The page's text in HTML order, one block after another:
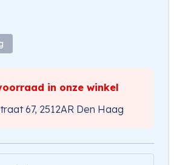
in onze winkel
67, 2512AR Den Haag